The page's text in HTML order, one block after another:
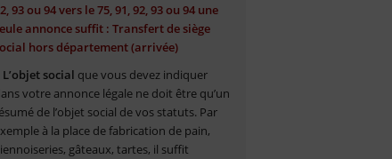
93 ou 94 vers le 75, 91, 92, 93 ou 94 une
annonce suffit : Transfert de siège
hors département (arrivée)
L’objet social que vous devez indiquer
votre annonce légale ne doit être qu’un
de l’objet social de vos statuts. Par
à la place de fabrication de pain,
gâteaux, tartes, il suffit